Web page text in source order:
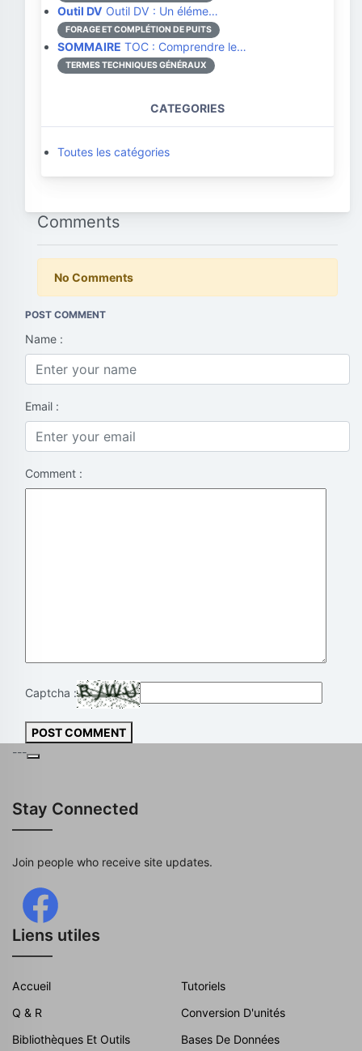
Outil DV Outil DV : Un éléme…
FORAGE ET COMPLÉTION DE PUITS
SOMMAIRE TOC : Comprendre le…
TERMES TECHNIQUES GÉNÉRAUX
CATEGORIES
Toutes les catégories
Comments
No Comments
POST COMMENT
Name :
Email :
Comment :
Captcha :
POST COMMENT
---
Stay Connected
Join people who receive site updates.
Liens utiles
Accueil
Tutoriels
Q & R
Conversion D'unités
Bibliothèques Et Outils
Bases De Données